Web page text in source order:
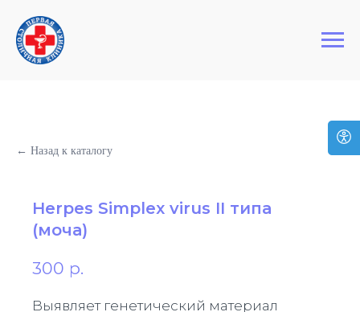
Первая Столичная Клиника
← Назад к каталогу
Herpes Simplex virus II типа
(моча)
300 р.
Выявляет генетический материал